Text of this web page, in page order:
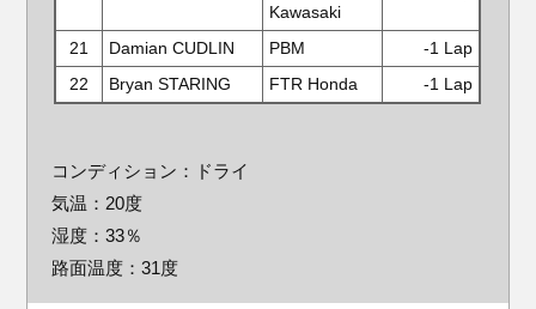
Kawasaki
21 Damian CUDLIN PBM
-1 Lap
22
Bryan STARING FTR Honda -1 Lap
コンディション：ドライ
気温：20度
湿度：33％
路面温度：31度